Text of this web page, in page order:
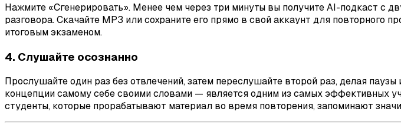
Нажмите «Сгенерировать». Менее чем через три минуты вы получите AI-подкаст с
разговора. Скачайте MP3 или сохраните его прямо в свой аккаунт для повторного
итоговым экзаменом.
4. Слушайте осознанно
Прослушайте один раз без отвлечений, затем переслушайте второй раз, делая
концепции самому себе своими словами — является одним из самых эффективных
студенты, которые прорабатывают материал во время повторения, запоминают